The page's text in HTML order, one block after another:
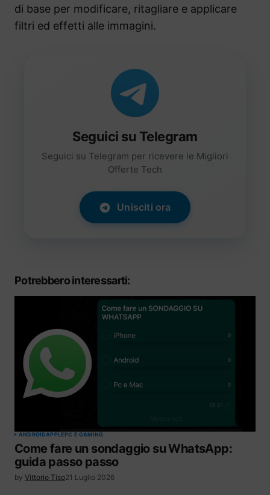
di base per modificare, ritagliare e applicare
filtri ed effetti alle immagini.
Seguici su Telegram
Seguici su Telegram per ricevere le Migliori
Offerte Tech
Unisciti ora
Potrebbero interessarti:
ANDROIDAPPLEPC E GAMING
Come fare un sondaggio su WhatsApp:
guida passo passo
by Vittorio Tiso21 Luglio 2026